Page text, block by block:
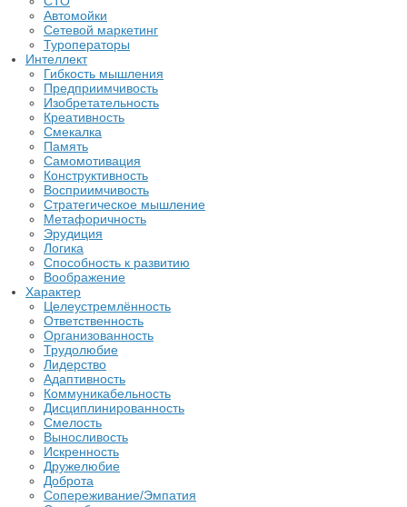
Автомойки
Сетевой маркетинг
Туроператоры
Интеллект
Гибкость мышления
Предприимчивость
Изобретательность
Креативность
Смекалка
Память
Самомотивация
Конструктивность
Восприимчивость
Стратегическое мышление
Метафоричность
Эрудиция
Логика
Способность к развитию
Воображение
Характер
Целеустремлённость
Ответственность
Организованность
Трудолюбие
Лидерство
Адаптивность
Коммуникабельность
Дисциплинированность
Смелость
Выносливость
Искренность
Дружелюбие
Доброта
Сопереживание/Эмпатия